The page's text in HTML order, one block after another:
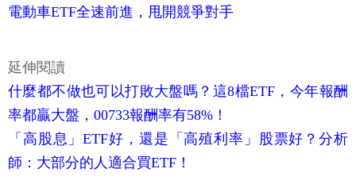
電動車ETF全速前進，甩開競爭對手
延伸閱讀
什麼都不做也可以打敗大盤嗎？這8檔ETF，今年報酬
率都贏大盤，00733報酬率有58%！
「高股息」ETF好，還是「高殖利率」股票好？分析
師：大部分的人適合買ETF！